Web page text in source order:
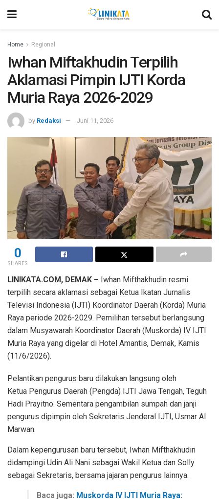
Home Regional
Iwhan Miftakhudin Terpilih
Aklamasi Pimpin IJTI Korda
Muria Raya 2026-2029
by Redaksi Juni 11, 2026
0
SHARES
LINIKATA.COM, DEMAK – Iwhan Mifthakhudin resmi
terpilih secara aklamasi sebagai Ketua Ikatan Jurnalis
Televisi Indonesia (IJTI) Koordinator Daerah (Korda) Muria
Raya periode 2026-2029. Pemilihan tersebut berlangsung
dalam Musyawarah Koordinator Daerah (Muskorda) IV IJTI
Muria Raya yang digelar di Hotel Amantis, Demak, Kamis
(11/6/2026).
Pelantikan pengurus baru dilakukan langsung oleh
Ketua Pengurus Daerah (Pengda) IJTI Jawa Tengah, Teguh
Hadi Prayitno. Sementara pengambilan sumpah dan janji
pengurus dipimpin oleh Sekretaris Jenderal IJTI, Usmar Al
Marwan.
Dalam kepengurusan baru tersebut, Iwhan Mifthakhudin
didampingi Udin Ali Nani sebagai Wakil Ketua dan Solly
sebagai Sekretaris, bersama jajaran pengurus lainnya.
Baca juga: Muskorda IV IJTI Muria Raya: